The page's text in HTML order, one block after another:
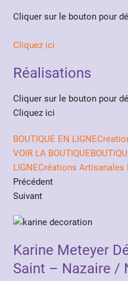
Cliquer sur le bouton pour
Cliquez ici
Réalisations
Cliquer sur le bouton pour
Cliquez ici
BOUTIQUE EN
VOIR LA BOUTIQUE
LIGNECréations Artisanales
Précédent
Suivant
Karine Meteyer
Saint – Nazaire /